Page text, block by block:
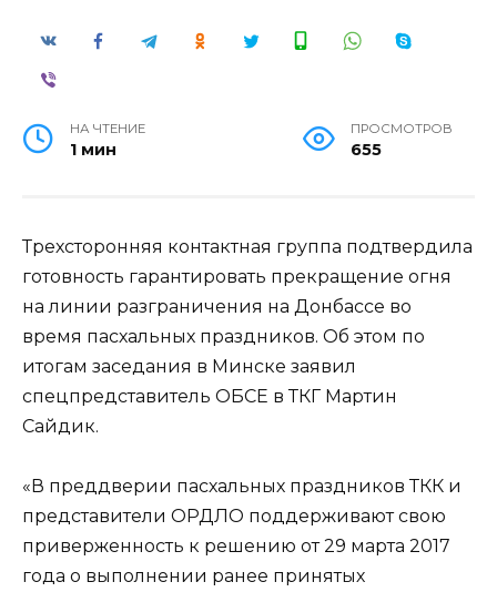
НА ЧТЕНИЕ
1 мин
ПРОСМОТРОВ
655
Трехсторонняя контактная группа подтвердила
готовность гарантировать прекращение огня
на линии разграничения на Донбассе во
время пасхальных праздников. Об этом по
итогам заседания в Минске заявил
спецпредставитель ОБСЕ в ТКГ Мартин
Сайдик.
«В преддверии пасхальных праздников ТКК и
представители ОРДЛО поддерживают свою
приверженность к решению от 29 марта 2017
года о выполнении ранее принятых